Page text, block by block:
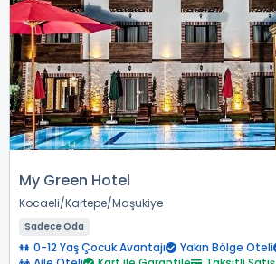
My Green Hotel
Kocaeli Kartepe Maşukiye
Sadece Oda
0-12 Yaş Çocuk Avantajı Yakın Bölge Oteli